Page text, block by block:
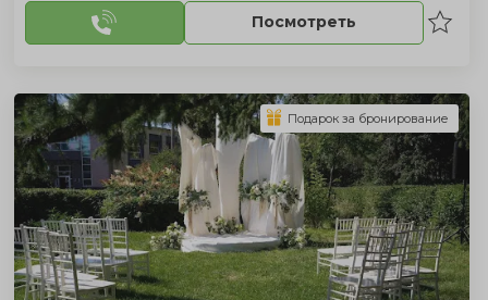
Посмотреть
Подарок за бронирование